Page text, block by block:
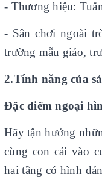
- Thương hiệu:
- Sân chơi ngoài
trường mẫu giáo,
2.Tính năng của
Đặc điểm ngoại
Hãy tận hưởng
cùng con cái vào
hai tầng có hình